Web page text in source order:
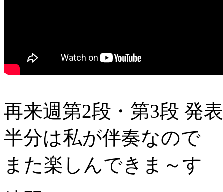
再来週第2段・第3段 発
半分は私が伴奏なので
また楽しんできま～す